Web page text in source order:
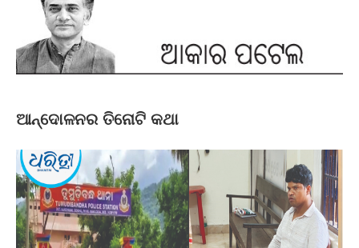
ଆନ୍ଦୋଳନର ତିନୋଟି କଥା